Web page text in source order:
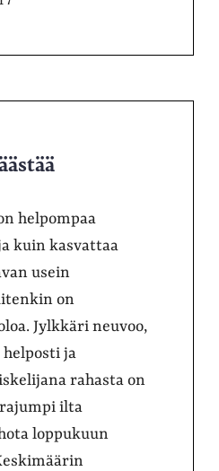
helpompaa
kuin kasvattaa
usein
on
Jylkkäri neuvoo,
ja
rahasta on
ilta
loppukuun